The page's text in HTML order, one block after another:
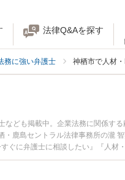
法律Q&Aを探す
務に強い弁護士 神栖市で人材
ども掲載中。企業法務に関係す
鹿島セントラル法律事務所の瀧
ぐに弁護士に相談したい』『人材
約したい』などでお困りの相談者